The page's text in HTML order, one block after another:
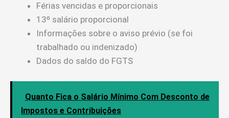
Férias vencidas e proporcionais
13º salário proporcional
Informações sobre o aviso prévio (se foi
trabalhado ou indenizado)
Dados do saldo do FGTS
Quanto Fica o Salário Mínimo Com Desconto de
Impostos e Contribuições